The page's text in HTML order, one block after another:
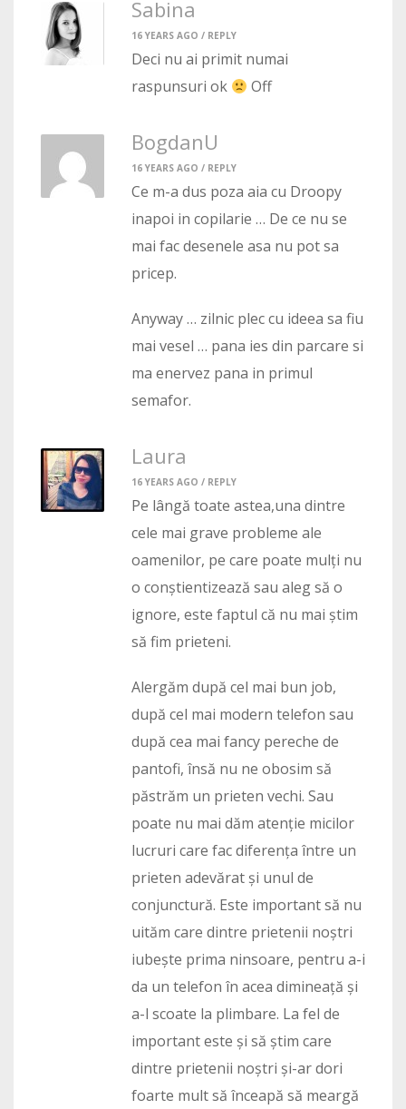
Sabina
16 YEARS AGO / REPLY
Deci nu ai primit numai
raspunsuri ok
Off
BogdanU
16 YEARS AGO / REPLY
Ce m-a dus poza aia cu Droopy
inapoi in copilarie … De ce nu se
mai fac desenele asa nu pot sa
pricep.
Anyway … zilnic plec cu ideea sa fiu
mai vesel … pana ies din parcare si
ma enervez pana in primul
semafor.
Laura
16 YEARS AGO / REPLY
Pe lângă toate astea,una dintre
cele mai grave probleme ale
oamenilor, pe care poate mulți nu
o conștientizează sau aleg să o
ignore, este faptul că nu mai știm
să fim prieteni.
Alergăm după cel mai bun job,
după cel mai modern telefon sau
după cea mai fancy pereche de
pantofi, însă nu ne obosim să
păstrăm un prieten vechi. Sau
poate nu mai dăm atenție micilor
lucruri care fac diferența între un
prieten adevărat și unul de
conjunctură. Este important să nu
uităm care dintre prietenii noștri
iubește prima ninsoare, pentru a-i
da un telefon în acea dimineață și
a-l scoate la plimbare. La fel de
important este și să știm care
dintre prietenii noștri și-ar dori
foarte mult să înceapă să meargă